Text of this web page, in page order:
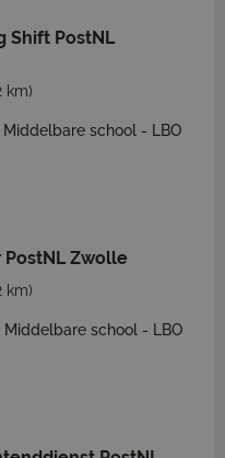
Shift PostNL
km)
Middelbare school - LBO
Zwolle
km)
Middelbare school - LBO